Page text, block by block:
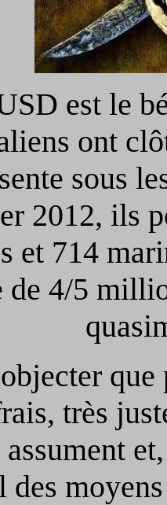
est le
ont
sous
2012, ils
et 714
de 4/5
très
des